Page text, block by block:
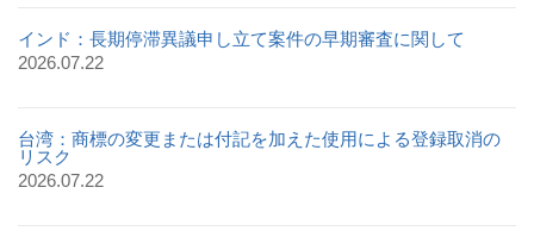
インド：長期停滞異議申し立て案件の早期審査に関して
2026.07.22
台湾：商標の変更または付記を加えた使用による登録取消の
リスク
2026.07.22